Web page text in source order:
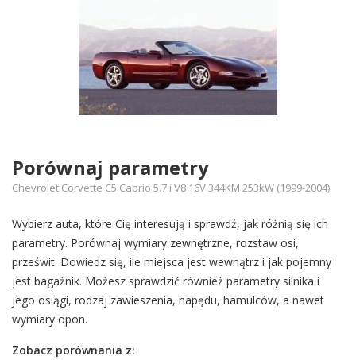
Porównaj parametry
Chevrolet Corvette C5 Cabrio 5.7 i V8 16V 344KM 253kW (1999-2004)
Wybierz auta, które Cię interesują i sprawdź, jak różnią się ich
parametry. Porównaj wymiary zewnętrzne, rozstaw osi,
prześwit. Dowiedz się, ile miejsca jest wewnątrz i jak pojemny
jest bagażnik. Możesz sprawdzić również parametry silnika i
jego osiągi, rodzaj zawieszenia, napędu, hamulców, a nawet
wymiary opon.
Zobacz porównania z: